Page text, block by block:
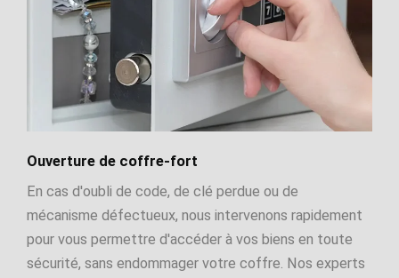
Ouverture de coffre-fort
En cas d'oubli de code, de clé perdue ou de
mécanisme défectueux, nous intervenons rapidement
pour vous permettre d'accéder à vos biens en toute
sécurité, sans endommager votre coffre. Nos experts